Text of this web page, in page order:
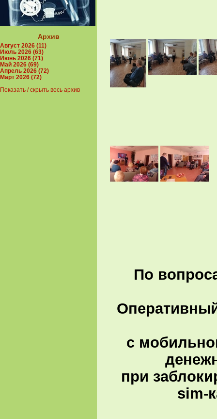
По
с
при
sim-
Архив
Август 2026 (11)
Июль 2026 (63)
Июнь 2026 (71)
Май 2026 (69)
Апрель 2026 (72)
Март 2026 (72)
Показать / скрыть весь архив